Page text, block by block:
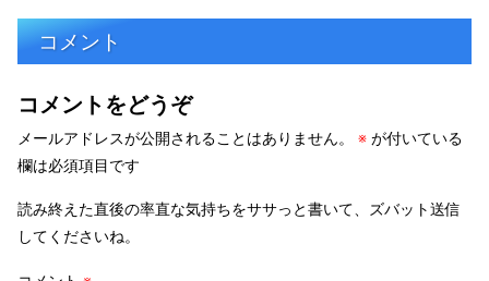
コメント
コメントをどうぞ
メールアドレスが公開されることはありません。 ※ が付いている
欄は必須項目です
読み終えた直後の率直な気持ちをササっと書いて、ズバット送信
してくださいね。